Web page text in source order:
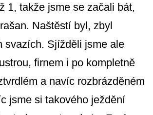
1, takže jsme se začali bát,
Naštěstí byl, zbyl
svazích. Sjížděli jsme ale
firnem i po kompletně
a navíc rozbrázděném
jsme si takového ježdění